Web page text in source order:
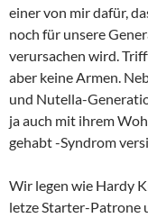
einer von mir dafür,
noch für unsere
verursachen wird.
aber keine Armen.
und Nutella-
ja auch mit ihrem
gehabt -Syndrom
Wir legen wie Hardy
letze Starter-Patrone